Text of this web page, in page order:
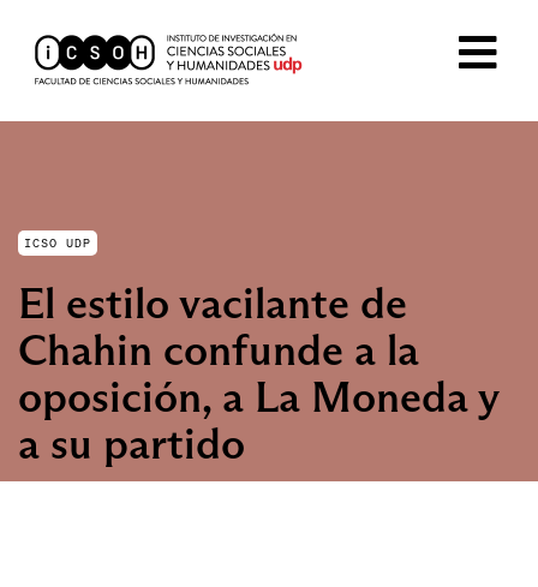
ICSO UDP
El estilo vacilante de
Chahin confunde a la
oposición, a La Moneda y
a su partido